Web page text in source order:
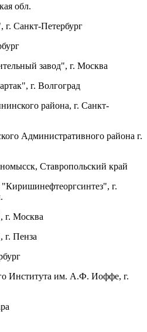
обл.
Санкт-Петербург
завод", г. Москва
г. Волгоград
района, г. Санкт-
Административного района г.
Ставропольский край
г.
Москва
Пенза
Института им. А.Ф. Иоффе, г.